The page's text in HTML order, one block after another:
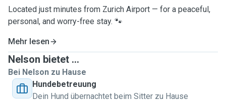
Located just minutes from Zurich Airport — for a peaceful,
personal, and worry-free stay. 🐾
Mehr lesen
Nelson bietet ...
Bei Nelson zu Hause
Hundebetreuung
Dein Hund übernachtet beim Sitter zu Hause